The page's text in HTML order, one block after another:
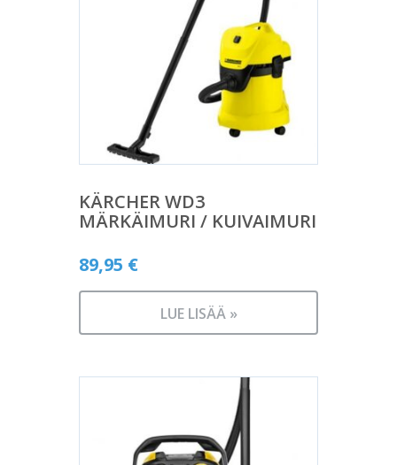
KÄRCHER WD3
MÄRKÄIMURI / KUIVAIMURI
89,95 €
LUE LISÄÄ »